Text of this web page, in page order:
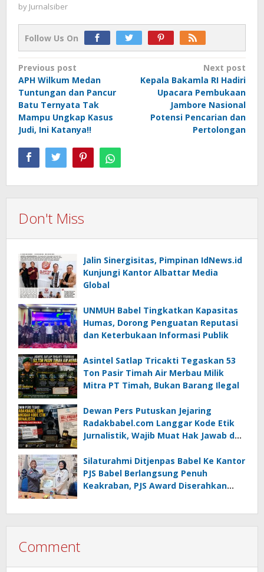
by Jurnalsiber
Follow Us On
Post
navigation
Previous post
APH Wilkum Medan
Tuntungan dan Pancur
Batu Ternyata Tak
Mampu Ungkap Kasus
Judi, Ini Katanya!!
Next post
Kepala Bakamla RI Hadiri
Upacara Pembukaan
Jambore Nasional
Potensi Pencarian dan
Pertolongan
Don't Miss
Jalin Sinergisitas, Pimpinan IdNews.id
Kunjungi Kantor Albattar Media
Global
UNMUH Babel Tingkatkan Kapasitas
Humas, Dorong Penguatan Reputasi
dan Keterbukaan Informasi Publik
Asintel Satlap Tricakti Tegaskan 53
Ton Pasir Timah Air Merbau Milik
Mitra PT Timah, Bukan Barang Ilegal
Dewan Pers Putuskan Jejaring
Radakbabel.com Langgar Kode Etik
Jurnalistik, Wajib Muat Hak Jawab dan
Silaturahmi Ditjenpas Babel Ke Kantor
PJS Babel Berlangsung Penuh
Keakraban, PJS Award Diserahkan
Comment